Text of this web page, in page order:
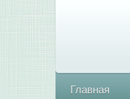
Главная